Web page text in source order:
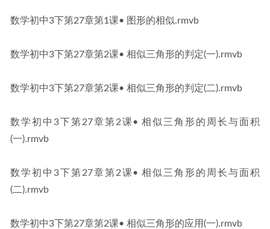
数学初中3下第27章第1课• 图形的相似.rmvb
数学初中3下第27章第2课• 相似三角形的判定(一).rmvb
数学初中3下第27章第2课• 相似三角形的判定(二).rmvb
数学初中3下第27章第2课• 相似三角形的周长与面积
(一).rmvb
数学初中3下第27章第2课• 相似三角形的周长与面积
(二).rmvb
数学初中3下第27章第2课• 相似三角形的应用(一).rmvb